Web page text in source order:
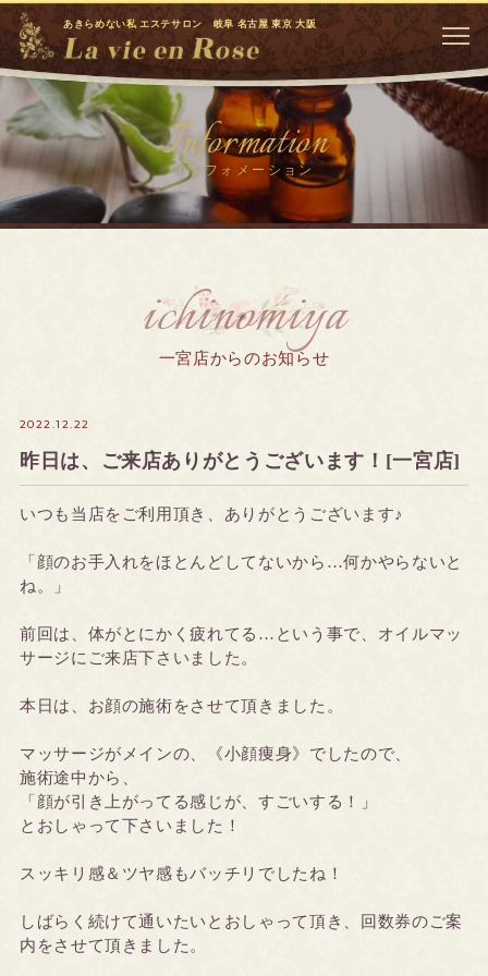
あきらめない私 エステサロン 岐阜 名古屋 東京 大阪
Information
インフォメーション
ichinomiya
一宮店からのお知らせ
2022.12.22
昨日は、ご来店ありがとうございます！[一宮店]
いつも当店をご利用頂き、ありがとうございます♪
「顔のお手入れをほとんどしてないから…何かやらないと
ね。」
前回は、体がとにかく疲れてる…という事で、オイルマッ
サージにご来店下さいました。
本日は、お顔の施術をさせて頂きました。
マッサージがメインの、《小顔痩身》でしたので、
施術途中から、
「顔が引き上がってる感じが、すごいする！」
とおしゃって下さいました！
スッキリ感＆ツヤ感もバッチリでしたね！
しばらく続けて通いたいとおしゃって頂き、回数券のご案
内をさせて頂きました。